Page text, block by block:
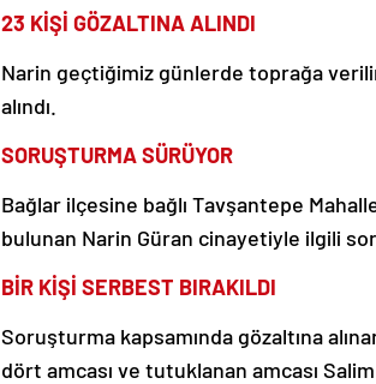
23 KİŞİ GÖZALTINA ALINDI
Narin geçtiğimiz günlerde toprağa
alındı.
SORUŞTURMA SÜRÜYOR
Bağlar ilçesine bağlı Tavşantepe
bulunan Narin Güran cinayetiyle ilgili
BİR KİŞİ SERBEST BIRAKILDI
Soruşturma kapsamında gözaltına
dört amcası ve tutuklanan amcası